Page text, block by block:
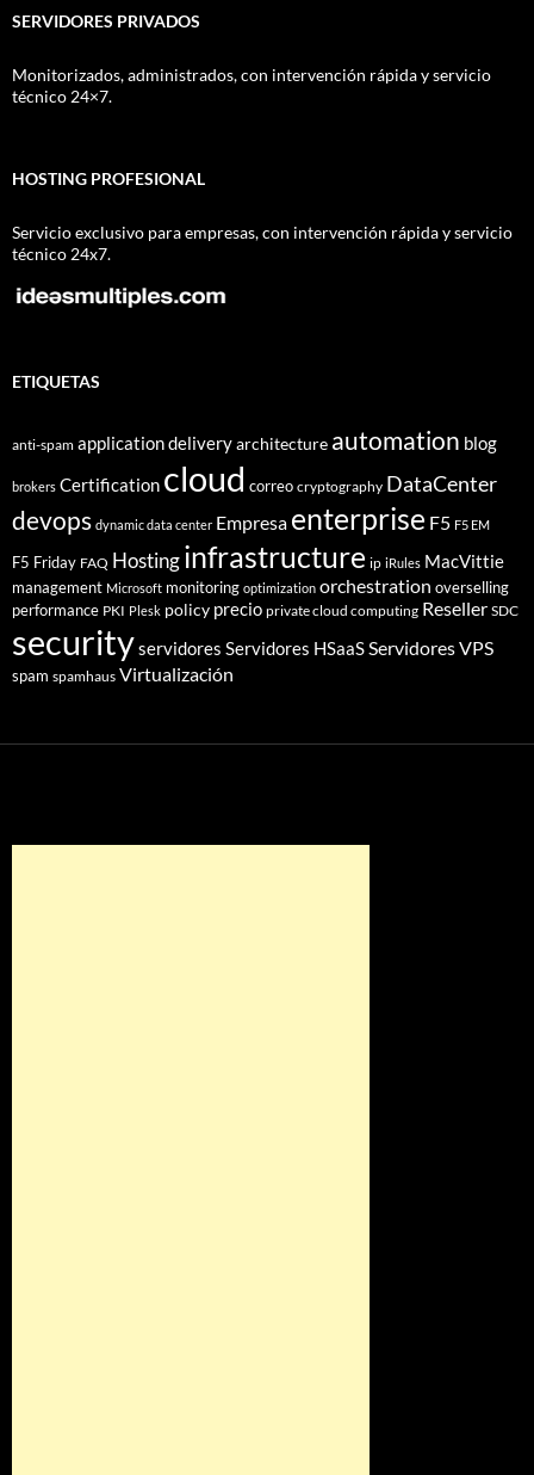
SERVIDORES PRIVADOS
Monitorizados, administrados, con intervención rápida y servicio
técnico 24×7.
HOSTING PROFESIONAL
Servicio exclusivo para empresas, con intervención rápida y servicio
técnico 24x7.
ETIQUETAS
anti-spam application deliveryarchitecture automation blog
brokers Certification cloud correo cryptography DataCenter
devops dynamic data center Empresa enterprise F5 F5 EM
F5 Friday FAQ Hostinginfrastructure ip iRules MacVittie
management Microsoft monitoring optimization orchestration overselling
performance PKI Plesk policy precio private cloud computing Reseller SDC
securityservidores Servidores HSaaSServidores VPS
spam spamhaus Virtualización